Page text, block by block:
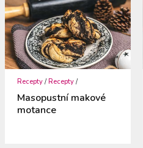
Recepty /Recepty /
Masopustní makové
motance